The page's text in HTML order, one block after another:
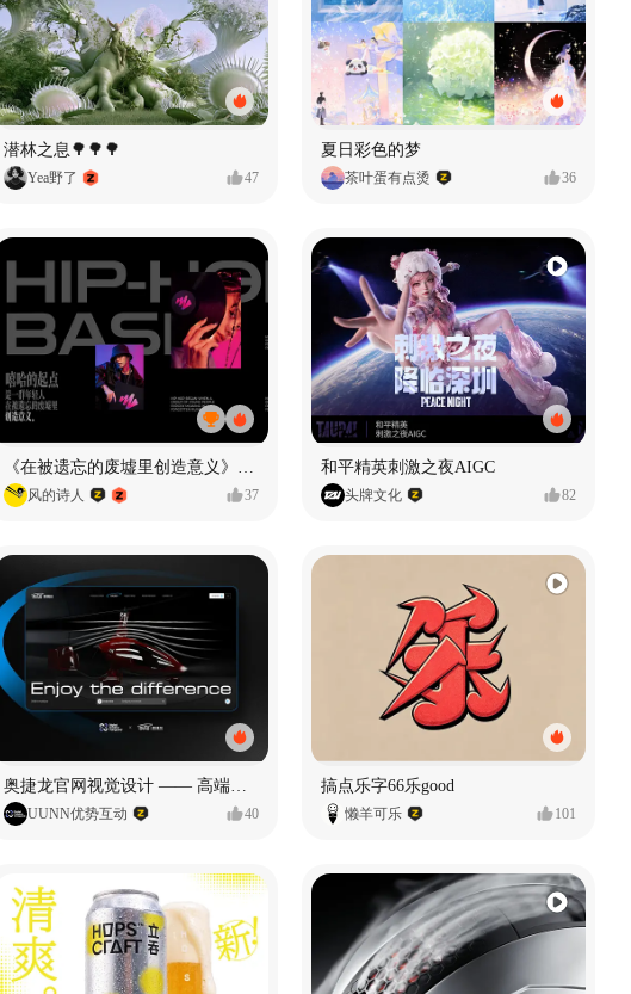
潜林之息🌳🌳🌳
Yea野了 47
夏日彩色的梦
茶叶蛋有点烫 36
《在被遗忘的废墟里创造意义》#MVLAND嘻哈狂欢派对
风的诗人 37
和平精英刺激之夜AIGC
头牌文化 82
UUNN优势互动 40
搞点乐字66乐good
懒羊可乐 101